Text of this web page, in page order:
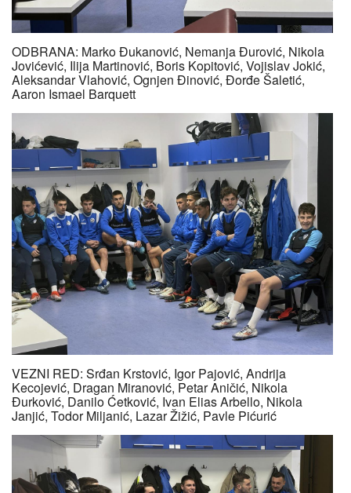
ODBRANA: Marko Đukanović, Nemanja Đurović, Nikola
Jovićević, Ilija Martinović, Boris Kopitović, Vojislav Jokić,
Aleksandar Vlahović, Ognjen Đinović, Đorđe Šaletić,
Aaron Ismael Barquett
VEZNI RED: Srđan Krstović, Igor Pajović, Andrija
Kecojević, Dragan Miranović, Petar Aničić, Nikola
Đurković, Danilo Ćetković, Ivan Elias Arbello, Nikola
Janjić, Todor Miljanić, Lazar Žižić, Pavle Pićurić